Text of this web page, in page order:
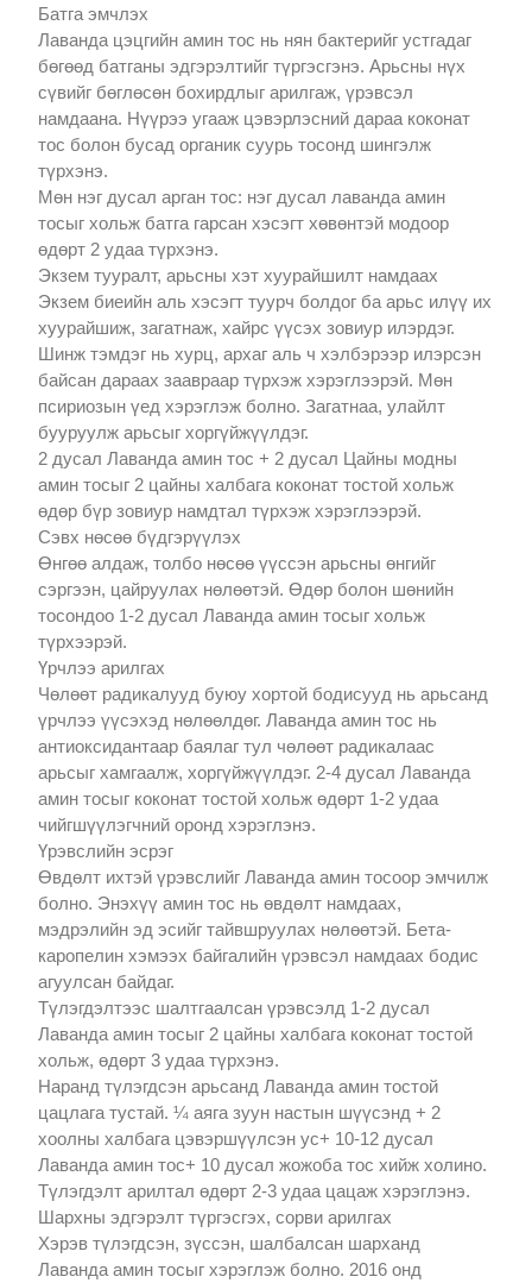
Батга эмчлэх
Лаванда цэцгийн амин тос нь нян бактерийг устгадаг
бөгөөд батганы эдгэрэлтийг түргэсгэнэ. Арьсны нүх
сүвийг бөглөсөн бохирдлыг арилгаж, үрэвсэл
намдаана. Нүүрээ угааж цэвэрлэсний дараа коконат
тос болон бусад органик суурь тосонд шингэлж
түрхэнэ.
Мөн нэг дусал арган тос: нэг дусал лаванда амин
тосыг хольж батга гарсан хэсэгт хөвөнтэй модоор
өдөрт 2 удаа түрхэнэ.
Экзем тууралт, арьсны хэт хуурайшилт намдаах
Экзем биеийн аль хэсэгт туурч болдог ба арьс илүү их
хуурайшиж, загатнаж, хайрс үүсэх зовиур илэрдэг.
Шинж тэмдэг нь хурц, архаг аль ч хэлбэрээр илэрсэн
байсан дараах заавраар түрхэж хэрэглээрэй. Мөн
псириозын үед хэрэглэж болно. Загатнаа, улайлт
бууруулж арьсыг хоргүйжүүлдэг.
2 дусал Лаванда амин тос + 2 дусал Цайны модны
амин тосыг 2 цайны халбага коконат тостой хольж
өдөр бүр зовиур намдтал түрхэж хэрэглээрэй.
Сэвх нөсөө бүдгэрүүлэх
Өнгөө алдаж, толбо нөсөө үүссэн арьсны өнгийг
сэргээн, цайруулах нөлөөтэй. Өдөр болон шөнийн
тосондоо 1-2 дусал Лаванда амин тосыг хольж
түрхээрэй.
Үрчлээ арилгах
Чөлөөт радикалууд буюу хортой бодисууд нь арьсанд
үрчлээ үүсэхэд нөлөөлдөг. Лаванда амин тос нь
антиоксидантаар баялаг тул чөлөөт радикалаас
арьсыг хамгаалж, хоргүйжүүлдэг. 2-4 дусал Лаванда
амин тосыг коконат тостой хольж өдөрт 1-2 удаа
чийгшүүлэгчний оронд хэрэглэнэ.
Үрэвслийн эсрэг
Өвдөлт ихтэй үрэвслийг Лаванда амин тосоор эмчилж
болно. Энэхүү амин тос нь өвдөлт намдаах,
мэдрэлийн эд эсийг тайвшруулах нөлөөтэй. Бета-
каропелин хэмээх байгалийн үрэвсэл намдаах бодис
агуулсан байдаг.
Түлэгдэлтээс шалтгаалсан үрэвсэлд 1-2 дусал
Лаванда амин тосыг 2 цайны халбага коконат тостой
хольж, өдөрт 3 удаа түрхэнэ.
Наранд түлэгдсэн арьсанд Лаванда амин тостой
цацлага тустай. ¼ аяга зуун настын шүүсэнд + 2
хоолны халбага цэвэршүүлсэн ус+ 10-12 дусал
Лаванда амин тос+ 10 дусал жожоба тос хийж холино.
Түлэгдэлт арилтал өдөрт 2-3 удаа цацаж хэрэглэнэ.
Шархны эдгэрэлт түргэсгэх, сорви арилгах
Хэрэв түлэгдсэн, зүссэн, шалбалсан шарханд
Лаванда амин тосыг хэрэглэж болно. 2016 онд